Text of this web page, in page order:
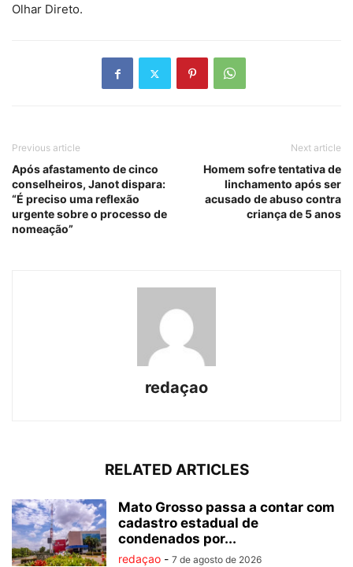
Olhar Direto.
Previous article
Após afastamento de cinco
conselheiros, Janot dispara:
“É preciso uma reflexão
urgente sobre o processo de
nomeação”
Next article
​Homem sofre tentativa de
linchamento após ser
acusado de abuso contra
criança de 5 anos
redaçao
RELATED ARTICLES
Mato Grosso passa a contar com
cadastro estadual de
condenados por...
redaçao - 7 de agosto de 2026